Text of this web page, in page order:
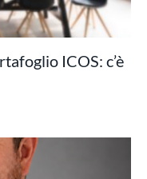
ICOS: c’è